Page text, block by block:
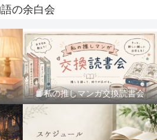
の余白会
📙私の推しマンガ交換読書会